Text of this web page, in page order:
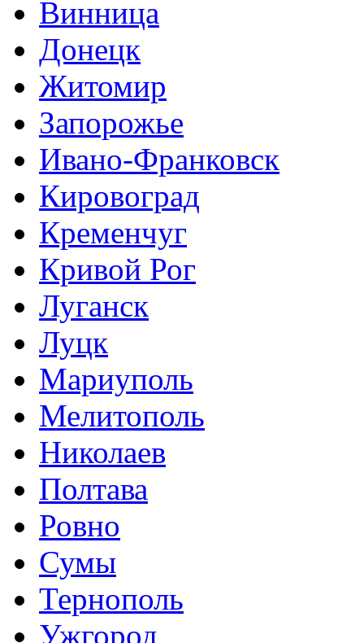
Винница
Донецк
Житомир
Запорожье
Ивано-Франковск
Кировоград
Кременчуг
Кривой Рог
Луганск
Луцк
Мариуполь
Мелитополь
Николаев
Полтава
Ровно
Сумы
Тернополь
Ужгород